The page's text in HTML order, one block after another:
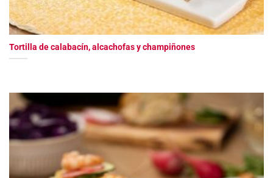
Tortilla de calabacín, alcachofas y champiñones